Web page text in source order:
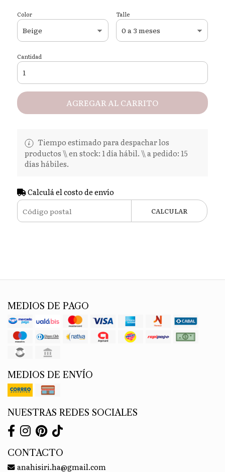
Color Talle
Cantidad
AGREGAR AL CARRITO
Tiempo estimado para despachar los
productos \\ en stock: 1 día hábil. \\ a pedido: 15
días hábiles.
Calculá el costo de envío
CALCULAR
MEDIOS DE PAGO
MEDIOS DE ENVÍO
NUESTRAS REDES SOCIALES
CONTACTO
anahisiri.ha@gmail.com